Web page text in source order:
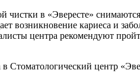
чистки в «Эвересте»
возникновение кариеса и
центра рекомендуют
Стоматологический центр